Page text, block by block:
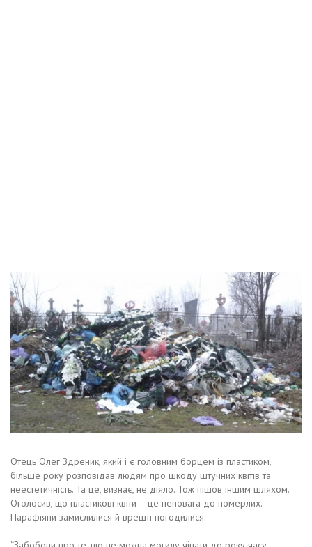
Отець Олег Здреник, який і є головним борцем із пластиком,
більше року розповідав людям про шкоду штучних квітів та
неестетичність. Та це, визнає, не діяло. Тож пішов іншим шляхом.
Оголосив, що пластикові квіти – це неповага до померлих.
Парафіяни замислилися й врешті погодилися.